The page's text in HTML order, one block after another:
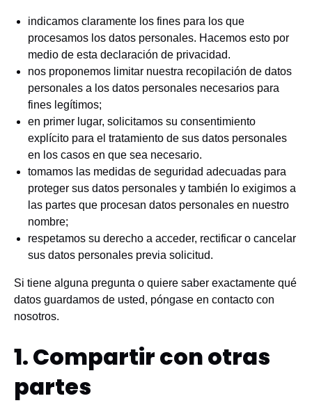
indicamos claramente los fines para los que
procesamos los datos personales. Hacemos esto por
medio de esta declaración de privacidad.
nos proponemos limitar nuestra recopilación de datos
personales a los datos personales necesarios para
fines legítimos;
en primer lugar, solicitamos su consentimiento
explícito para el tratamiento de sus datos personales
en los casos en que sea necesario.
tomamos las medidas de seguridad adecuadas para
proteger sus datos personales y también lo exigimos a
las partes que procesan datos personales en nuestro
nombre;
respetamos su derecho a acceder, rectificar o cancelar
sus datos personales previa solicitud.
Si tiene alguna pregunta o quiere saber exactamente qué
datos guardamos de usted, póngase en contacto con
nosotros.
1. Compartir con otras
partes